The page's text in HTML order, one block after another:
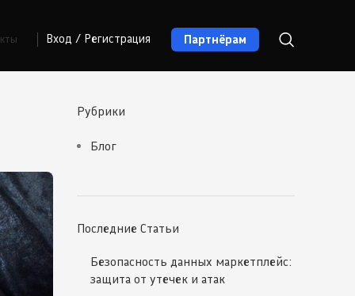
Вход / Регистрация Партнёрам
Рубрики
Блог
Последние Статьи
Безопасность данных маркетплейс:
защита от утечек и атак